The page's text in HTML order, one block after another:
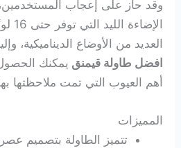
وقد حاز على إعجاب
العديد من الأوضاع الديناميكية،
افضل طاولة قيمنق يمكنك الحصول
أهم العيوب التي تمت ملاحظتها
المميزات
تتميز الطاولة بتصميم